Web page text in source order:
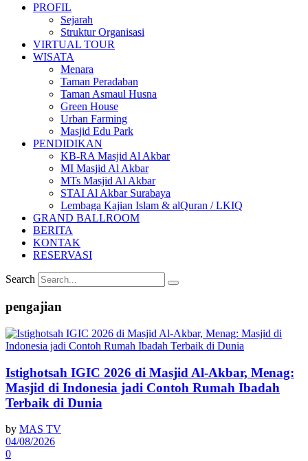
PROFIL
Sejarah
Struktur Organisasi
VIRTUAL TOUR
WISATA
Menara
Taman Peradaban
Taman Asmaul Husna
Green House
Urban Farming
Masjid Edu Park
PENDIDIKAN
KB-RA Masjid Al Akbar
MI Masjid Al Akbar
MTs Masjid Al Akbar
STAI Al Akbar Surabaya
Lembaga Kajian Islam & alQuran / LKIQ
GRAND BALLROOM
BERITA
KONTAK
RESERVASI
Search
pengajian
Istighotsah IGIC 2026 di Masjid Al-Akbar, Menag:
Masjid di Indonesia jadi Contoh Rumah Ibadah
Terbaik di Dunia
by MAS TV
04/08/2026
0